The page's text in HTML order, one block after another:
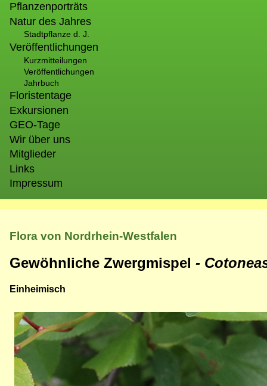
Pflanzenporträts
Natur des Jahres
Stadtpflanze d. J.
Veröffentlichungen
Kurzmitteilungen
Veröffentlichungen
Jahrbuch
Floristentage
Exkursionen
GEO-Tage
Wir über uns
Mitglieder
Links
Impressum
Flora von Nordrhein-Westfalen
Gewöhnliche Zwergmispel -
Einheimisch
Bild